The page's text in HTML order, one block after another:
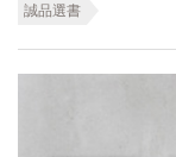
誠品選書